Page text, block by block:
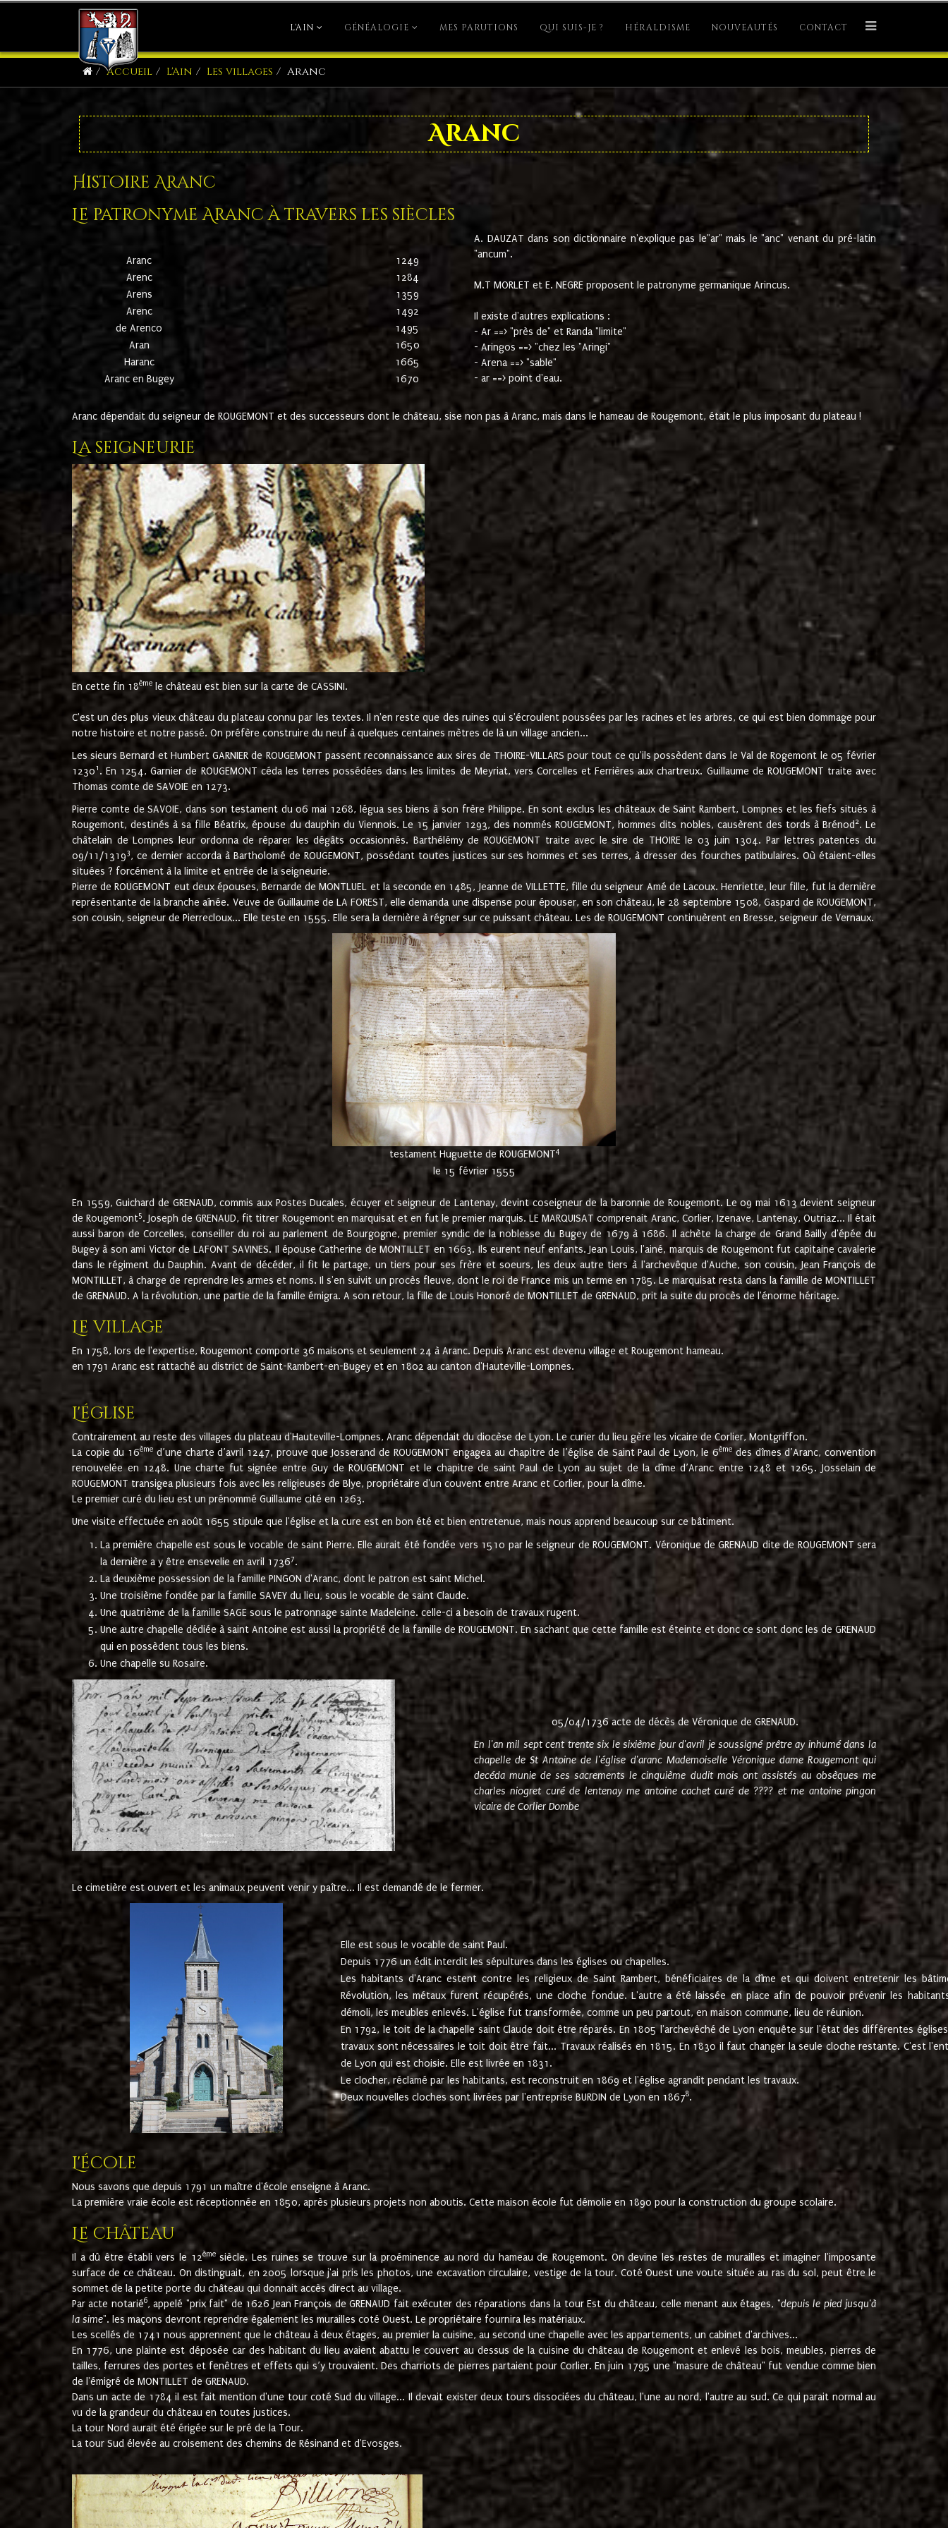
L'AIN GÉNÉALOGIE MES PARUTIONS QUI SUIS-JE ? HÉRALDISME NOUVEAUTÉS CONTACT
Accueil L'Ain Les villages Aranc
Aranc
Histoire Aranc
Le patronyme Aranc à travers les siècles
Aranc
1249
Arenc
1284
Arens
1359
Arenc
1492
de Arenco
1495
Aran
1650
Haranc
1665
Aranc en Bugey
1670
A. DAUZAT dans son dictionnaire n'explique pas le"ar" mais le "anc" venant du pré-latin
"ancum".
M.T MORLET et E. NEGRE proposent le patronyme germanique Arincus.
Il existe d'autres explications :
- Ar ==> "près de" et Randa "limite"
- Aringos ==> "chez les "Aringi"
- Arena ==> "sable"
- ar ==> point d'eau.
Aranc dépendait du seigneur de ROUGEMONT et des successeurs dont le château, sise non pas à Aranc, mais dans le hameau de Rougemont, était le plus imposant du plateau !
La seigneurie
En cette fin 18ème le château est bien sur la carte de CASSINI.
C'est un des plus vieux château du plateau connu par les textes. Il n'en reste que des ruines qui s'écroulent poussées par les racines et les arbres, ce qui est bien dommage pour
notre histoire et notre passé. On préfère construire du neuf à quelques centaines mètres de là un village ancien...
Les sieurs Bernard et Humbert GARNIER de ROUGEMONT passent reconnaissance aux sires de THOIRE-VILLARS pour tout ce qu'ils possèdent dans le Val de Rogemont le 05 février
12301 . En 1254, Garnier de ROUGEMONT céda les terres possédées dans les limites de Meyriat, vers Corcelles et Ferrières aux chartreux. Guillaume de ROUGEMONT traite avec
Thomas comte de SAVOIE en 1273.
Pierre comte de SAVOIE, dans son testament du 06 mai 1268, légua ses biens à son frère Philippe. En sont exclus les châteaux de Saint Rambert, Lompnes et les fiefs situés à
Rougemont, destinés à sa fille Béatrix, épouse du dauphin du Viennois. Le 15 janvier 1293, des nommés ROUGEMONT, hommes dits nobles, causèrent des tords à Brénod 2. Le
châtelain de Lompnes leur ordonna de réparer les dégâts occasionnés. Barthélémy de ROUGEMONT traite avec le sire de THOIRE le 03 juin 1304. Par lettres patentes du
09/11/13193, ce dernier accorda à Bartholomé de ROUGEMONT, possédant toutes justices sur ses hommes et ses terres, à dresser des fourches patibulaires. Où étaient-elles
situées ? forcément à la limite et entrée de la seigneurie.
Pierre de ROUGEMONT eut deux épouses, Bernarde de MONTLUEL et la seconde en 1485, Jeanne de VILLETTE, fille du seigneur Amé de Lacoux. Henriette, leur fille, fut la dernière
représentante de la branche aînée. Veuve de Guillaume de LA FOREST, elle demanda une dispense pour épouser, en son château, le 28 septembre 1508, Gaspard de ROUGEMONT,
son cousin, seigneur de Pierrecloux... Elle teste en 1555. Elle sera la dernière à régner sur ce puissant château. Les de ROUGEMONT continuèrent en Bresse, seigneur de Vernaux.
testament Huguette de ROUGEMONT4
le 15 février 1555
En 1559, Guichard de GRENAUD, commis aux Postes Ducales, écuyer et seigneur de Lantenay, devint coseigneur de la baronnie de Rougemont. Le 09 mai 1613 devient seigneur
de Rougemont5. Joseph de GRENAUD, fit titrer Rougemont en marquisat et en fut le premier marquis. LE MARQUISAT comprenait Aranc, Corlier, Izenave, Lantenay, Outriaz... Il était
aussi baron de Corcelles, conseiller du roi au parlement de Bourgogne, premier syndic de la noblesse du Bugey de 1679 à 1686. Il achète la charge de Grand Bailly d'épée du
Bugey à son ami Victor de LAFONT SAVINES. Il épouse Catherine de MONTILLET en 1663. Ils eurent neuf enfants. Jean Louis, l'ainé, marquis de Rougemont fut capitaine cavalerie
dans le régiment du Dauphin. Avant de décéder, il fit le partage, un tiers pour ses frère et soeurs, les deux autre tiers à l'archevêque d'Auche, son cousin, Jean François de
MONTILLET, à charge de reprendre les armes et noms. Il s'en suivit un procès fleuve, dont le roi de France mis un terme en 1785. Le marquisat resta dans la famille de MONTILLET
de GRENAUD. A la révolution, une partie de la famille émigra. A son retour, la fille de Louis Honoré de MONTILLET de GRENAUD, prit la suite du procès de l'énorme héritage.
Le village
En 1758, lors de l'expertise, Rougemont comporte 36 maisons et seulement 24 à Aranc. Depuis Aranc est devenu village et Rougemont hameau.
en 1791 Aranc est rattaché au district de Saint-Rambert-en-Bugey et en 1802 au canton d'Hauteville-Lompnes.
L'église
Contrairement au reste des villages du plateau d'Hauteville-Lompnes, Aranc dépendait du diocèse de Lyon. Le curier du lieu gère les vicaire de Corlier, Montgriffon.
La copie du 16ème d’une charte d’avril 1247, prouve que Josserand de ROUGEMONT engagea au chapitre de l’église de Saint Paul de Lyon, le 6ème des dîmes d’Aranc, convention
renouvelée en 1248. Une charte fut signée entre Guy de ROUGEMONT et le chapitre de saint Paul de Lyon au sujet de la dîme d’Aranc entre 1248 et 1265. Josselain de
ROUGEMONT transigea plusieurs fois avec les religieuses de Blye, propriétaire d'un couvent entre Aranc et Corlier, pour la dîme.
Le premier curé du lieu est un prénommé Guillaume cité en 1263.
Une visite effectuée en août 1655 stipule que l'église et la cure est en bon été et bien entretenue, mais nous apprend beaucoup sur ce bâtiment.
La première chapelle est sous le vocable de saint Pierre. Elle aurait été fondée vers 1510 par le seigneur de ROUGEMONT. Véronique de GRENAUD dite de ROUGEMONT sera
la dernière a y être ensevelie en avril 17367.
La deuxième possession de la famille PINGON d'Aranc, dont le patron est saint Michel.
Une troisième fondée par la famille SAVEY du lieu, sous le vocable de saint Claude.
Une quatrième de la famille SAGE sous le patronnage sainte Madeleine. celle-ci a besoin de travaux rugent.
Une autre chapelle dédiée à saint Antoine est aussi la propriété de la famille de ROUGEMONT. En sachant que cette famille est éteinte et donc ce sont donc les de GRENAUD
qui en possèdent tous les biens.
Une chapelle su Rosaire.
05/04/1736 acte de décès de Véronique de GRENAUD.
En l'an mil sept cent trente six le sixième jour d'avril je soussigné prêtre ay inhumé dans la
chapelle de St Antoine de l'église d'aranc Mademoiselle Véronique dame Rougemont qui
decéda munie de ses sacrements le cinquième dudit mois ont assistés au obsèques me
charles niogret curé de lentenay me antoine cachet curé de ???? et me antoine pingon
vicaire de Corlier Dombe
Le cimetière est ouvert et les animaux peuvent venir y paître... Il est demandé de le fermer.
Elle est sous le vocable de saint Paul.
Depuis 1776 un édit interdit les sépultures dans les églises ou chapelles.
Les habitants d'Aranc estent contre les religieux de Saint Rambert, bénéficiaires de la dîme et qui doivent entretenir les
Révolution, les métaux furent récupérés, une cloche fondue. L'autre a été laissée en place afin de pouvoir prévenir les
démoli, les meubles enlevés. L'église fut transformée, comme un peu partout, en maison commune, lieu de réunion.
En 1792, le toit de la chapelle saint Claude doit être réparés. En 1805 l'archevêché de Lyon enquête sur l'état des différentes
travaux sont nécessaires le toit doit être fait... Travaux réalisés en 1815. En 1830 il faut changer la seule cloche restante. C'est
de Lyon qui est choisie. Elle est livrée en 1831.
Le clocher, réclamé par les habitants, est reconstruit en 1869 et l'église agrandit pendant les travaux.
Deux nouvelles cloches sont livrées par l'entreprise BURDIN de Lyon en 18678.
L'école
Nous savons que depuis 1791 un maître d'école enseigne à Aranc.
La première vraie école est réceptionnée en 1850, après plusieurs projets non aboutis. Cette maison école fut démolie en 1890 pour la construction du groupe scolaire.
Le château
Il a dû être établi vers le 12èmesiècle. Les ruines se trouve sur la proéminence au nord du hameau de Rougemont. On devine les restes de murailles et imaginer l'imposante
surface de ce château. On distinguait, en 2005 lorsque j'ai pris les photos, une excavation circulaire, vestige de la tour. Coté Ouest une voute située au ras du sol, peut être le
sommet de la petite porte du château qui donnait accès direct au village.
Par acte notarié6, appelé "prix fait" de 1626 Jean François de GRENAUD fait exécuter des réparations dans la tour Est du château, celle menant aux étages, "depuis le pied jusqu'à
la sime". les maçons devront reprendre également les murailles coté Ouest. Le propriétaire fournira les matériaux.
Les scellés de 1741 nous apprennent que le château à deux étages, au premier la cuisine, au second une chapelle avec les appartements, un cabinet d'archives...
En 1776, une plainte est déposée car des habitant du lieu avaient abattu le couvert au dessus de la cuisine du château de Rougemont et enlevé les bois, meubles, pierres de
tailles, ferrures des portes et fenêtres et effets qui s’y trouvaient. Des charriots de pierres partaient pour Corlier. En juin 1795 une "masure de château" fut vendue comme bien
de l'émigré de MONTILLET de GRENAUD.
Dans un acte de 1784 il est fait mention d'une tour coté Sud du village... Il devait exister deux tours dissociées du château, l'une au nord, l'autre au sud. Ce qui parait normal au
vu de la grandeur du château en toutes justices.
La tour Nord aurait été érigée sur le pré de la Tour.
La tour Sud élevée au croisement des chemins de Résinand et d'Evosges.